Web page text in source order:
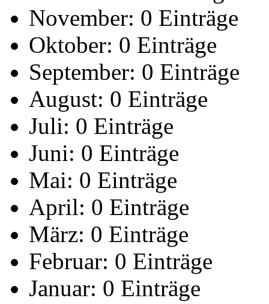
November: 0 Einträge
Oktober: 0 Einträge
September: 0 Einträge
August: 0 Einträge
Juli: 0 Einträge
Juni: 0 Einträge
Mai: 0 Einträge
April: 0 Einträge
März: 0 Einträge
Februar: 0 Einträge
Januar: 0 Einträge